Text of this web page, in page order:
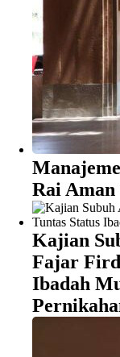
Rai Aman
Kajian
Fajar
Ibadah